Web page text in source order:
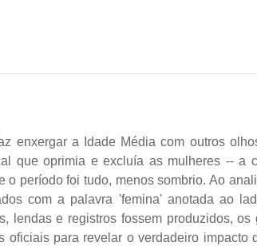
enxergar a Idade Média com outros
que oprimia e excluía as mulheres -- a
período foi tudo, menos sombrio. Ao
com a palavra 'femina' anotada ao
lendas e registros fossem produzidos,
para revelar o verdadeiro impacto